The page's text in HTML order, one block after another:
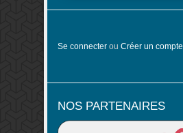
Se connecter ou Créer un compte
NOS PARTENAIRES